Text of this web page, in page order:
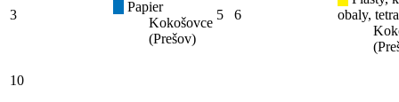
3
Papier
Kokošovce
(Prešov)
5 6
obaly,
10